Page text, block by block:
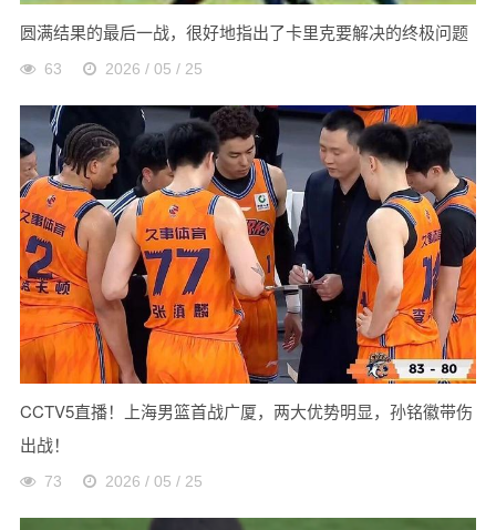
圆满结果的最后一战，很好地指出了卡里克要解决的终极问题
63 2026 / 05 / 25
CCTV5直播！上海男篮首战广厦，两大优势明显，孙铭徽带伤
出战！
73 2026 / 05 / 25